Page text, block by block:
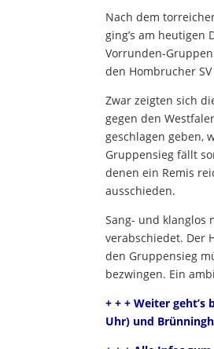
Nach dem
ging’s am heutigen
Vorrunden-
den Hombrucher
Zwar zeigten sich
gegen den
geschlagen geben,
Gruppensieg fällt
denen ein Remis
ausschieden.
Sang- und klanglos
verabschiedet. Der
den Gruppensieg
bezwingen. Ein
+ + + Weiter
Uhr) und